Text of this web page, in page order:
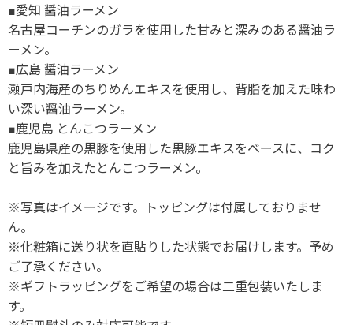
■愛知 醤油ラーメン
名古屋コーチンのガラを使用した甘みと深みのある醤油ラ
ーメン。
■広島 醤油ラーメン
瀬戸内海産のちりめんエキスを使用し、背脂を加えた味わ
い深い醤油ラーメン。
■鹿児島 とんこつラーメン
鹿児島県産の黒豚を使用した黒豚エキスをベースに、コク
と旨みを加えたとんこつラーメン。
※写真はイメージです。トッピングは付属しておりませ
ん。
※化粧箱に送り状を直貼りした状態でお届けします。予め
ご了承ください。
※ギフトラッピングをご希望の場合は二重包装いたしま
す。